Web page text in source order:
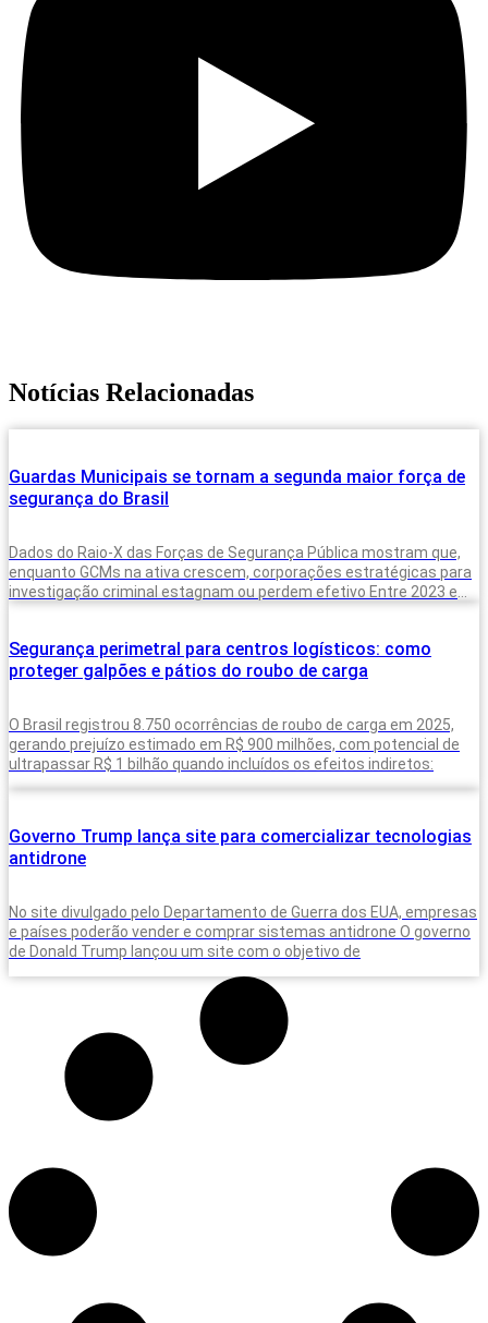
Notícias Relacionadas
Guardas Municipais se tornam a segunda maior força de
segurança do Brasil
Dados do Raio-X das Forças de Segurança Pública mostram que,
enquanto GCMs na ativa crescem, corporações estratégicas para
investigação criminal estagnam ou perdem efetivo Entre 2023 e
Segurança perimetral para centros logísticos: como
proteger galpões e pátios do roubo de carga
O Brasil registrou 8.750 ocorrências de roubo de carga em 2025,
gerando prejuízo estimado em R$ 900 milhões, com potencial de
ultrapassar R$ 1 bilhão quando incluídos os efeitos indiretos:
Governo Trump lança site para comercializar tecnologias
antidrone
No site divulgado pelo Departamento de Guerra dos EUA, empresas
e países poderão vender e comprar sistemas antidrone O governo
de Donald Trump lançou um site com o objetivo de